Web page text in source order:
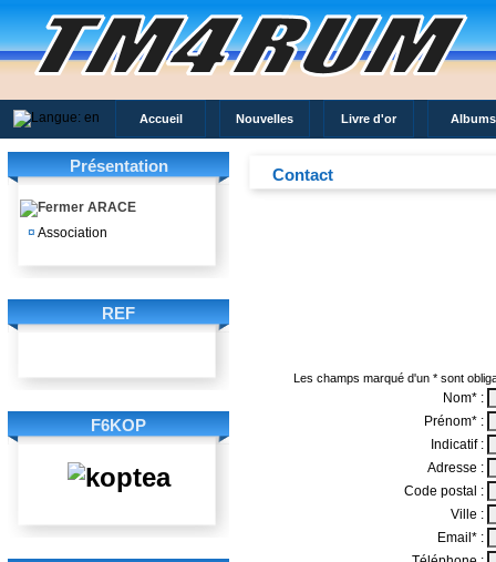
Accueil Nouvelles Livre d'or Albums
Présentation
ARACE
¤ Association
REF
F6KOP
Contact